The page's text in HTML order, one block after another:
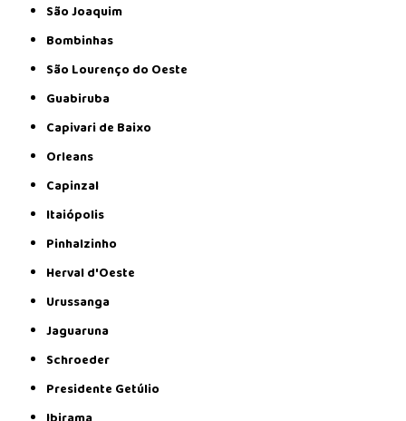
São Joaquim
Bombinhas
São Lourenço do Oeste
Guabiruba
Capivari de Baixo
Orleans
Capinzal
Itaiópolis
Pinhalzinho
Herval d'Oeste
Urussanga
Jaguaruna
Schroeder
Presidente Getúlio